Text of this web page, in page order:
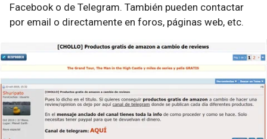
Facebook o de Telegram. También pueden contactar
por email o directamente en foros, páginas web, etc.